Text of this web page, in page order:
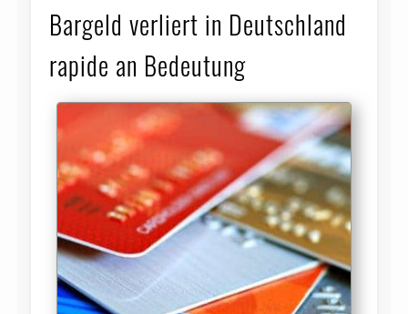
Bargeld verliert in Deutschland
rapide an Bedeutung